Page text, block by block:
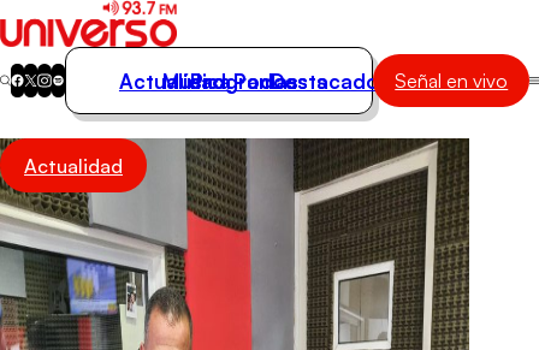
Actualidad
Música
Programas
Podcasts
Destacados
Actualidad
Música
Programas
Podcasts
Destacados Señal en vivo
Actualidad